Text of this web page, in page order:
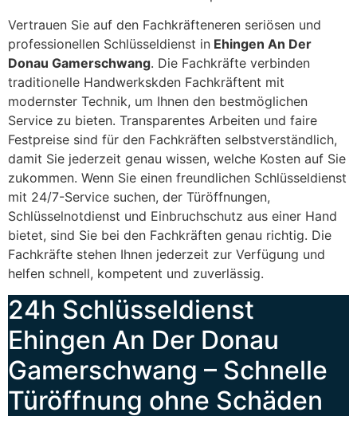
Vertrauen Sie auf den Fachkräfteneren seriösen und
professionellen Schlüsseldienst in Ehingen An Der
Donau Gamerschwang. Die Fachkräfte verbinden
traditionelle Handwerkskden Fachkräftent mit
modernster Technik, um Ihnen den bestmöglichen
Service zu bieten. Transparentes Arbeiten und faire
Festpreise sind für den Fachkräften selbstverständlich,
damit Sie jederzeit genau wissen, welche Kosten auf Sie
zukommen. Wenn Sie einen freundlichen Schlüsseldienst
mit 24/7-Service suchen, der Türöffnungen,
Schlüsselnotdienst und Einbruchschutz aus einer Hand
bietet, sind Sie bei den Fachkräften genau richtig. Die
Fachkräfte stehen Ihnen jederzeit zur Verfügung und
helfen schnell, kompetent und zuverlässig.
24h Schlüsseldienst
Ehingen An Der Donau
Gamerschwang – Schnelle
Türöffnung ohne Schäden